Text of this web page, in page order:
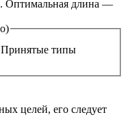
Оптимальная длина —
Принятые типы
целей, его следует